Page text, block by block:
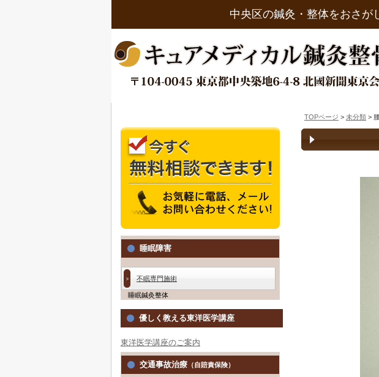
中央区の鍼灸・整体をおさが
TOPページ > 未分類 >
睡眠障害
不眠専門施術
睡眠鍼灸整体
優しく教える東洋医学講座
東洋医学講座のご案内
交通事故治療 （自賠責保険）